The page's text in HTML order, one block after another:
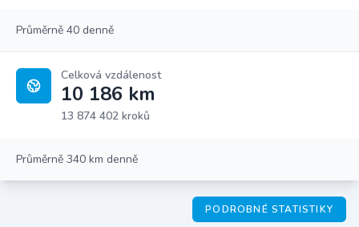
Průměrně 40 denně
Celková vzdálenost
10 186 km
13 874 402 kroků
Průměrně 340 km denně
PODROBNÉ STATISTIKY